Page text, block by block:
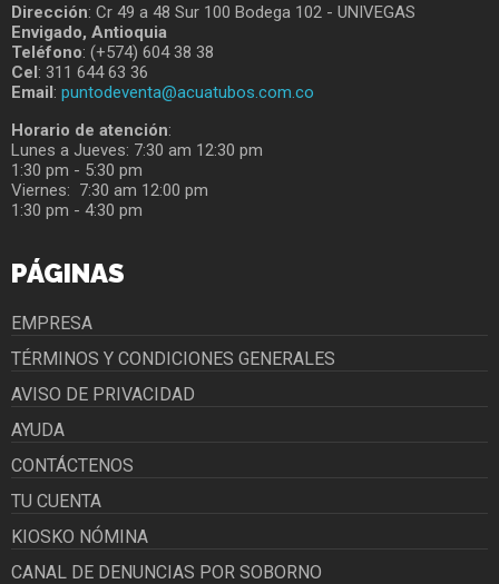
Dirección: Cr 49 a 48 Sur 100 Bodega 102 - UNIVEGAS
Envigado, Antioquia
Teléfono: (+574) 604 38 38
Cel: 311 644 63 36
Email: puntodeventa@acuatubos.com.co
Horario de atención:
Lunes a Jueves: 7:30 am 12:30 pm
1:30 pm - 5:30 pm
Viernes: 7:30 am 12:00 pm
1:30 pm - 4:30 pm
PÁGINAS
EMPRESA
TÉRMINOS Y CONDICIONES GENERALES
AVISO DE PRIVACIDAD
AYUDA
CONTÁCTENOS
TU CUENTA
KIOSKO NÓMINA
CANAL DE DENUNCIAS POR SOBORNO